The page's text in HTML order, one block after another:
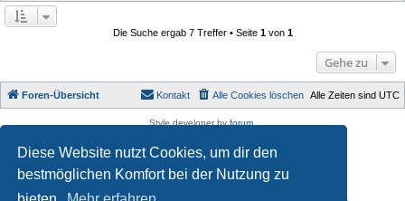
Diese Website nutzt Cookies, um dir den
bestmöglichen Komfort bei der Nutzung zu
Die Suche ergab 7 Treffer • Seite 1von 1
Gehe zu
Foren-Übersicht Alle Zeiten sind UTC
Alle Cookies löschen
Kontakt
Style developer byforum,
Deutsche Übersetzung durchphpBB.de
Datenschutz
Nutzungsbedingungen